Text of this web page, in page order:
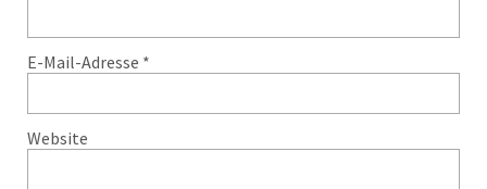
E-Mail-Adresse *
Website